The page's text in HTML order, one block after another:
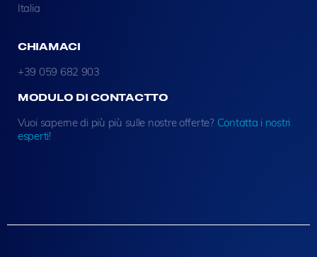
Italia
CHIAMACI
+39 059 682 903
MODULO DI CONTACTTO
Vuoi saperne di più più sulle nostre offerte? Contatta i nostri
esperti!